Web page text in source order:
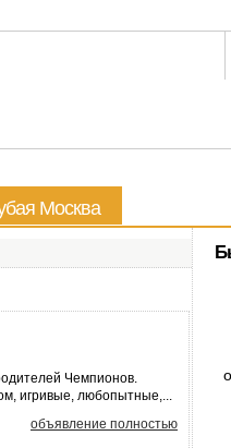
Москва
Чемпионов.
игривые, любопытные,...
объявление полностью